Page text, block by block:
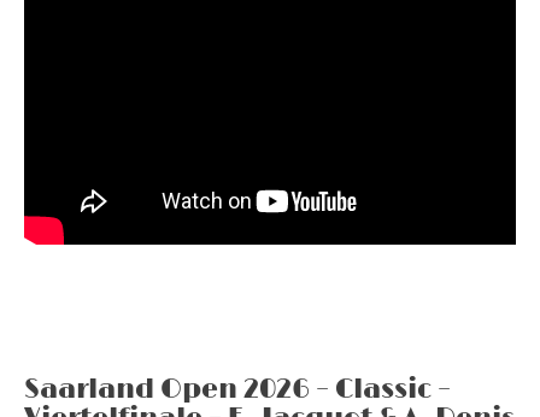
Saarland Open 2026 – Classic –